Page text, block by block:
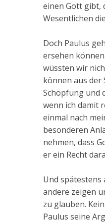
einen Gott gibt,
Wesentlichen
Doch Paulus
ersehen
wüssten wir
können aus der
Schöpfung und
wenn ich damit
einmal nach
besonderen
nehmen, dass
er ein Recht
Und spätestens
andere zeigen
zu glauben.
Paulus seine